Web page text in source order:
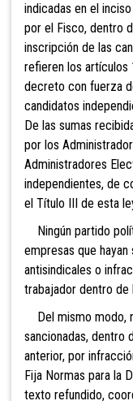
indicadas en el
por el Fisco, dentro
inscripción de las
refieren los artículos
decreto con fuerza
candidatos
De las sumas
por los
Administradores
independientes, de
el Título III de esta
Ningún partido
empresas que
antisindicales o
trabajador dentro de
Del mismo modo,
sancionadas, dentro
anterior, por
Fija Normas para la
texto refundido,